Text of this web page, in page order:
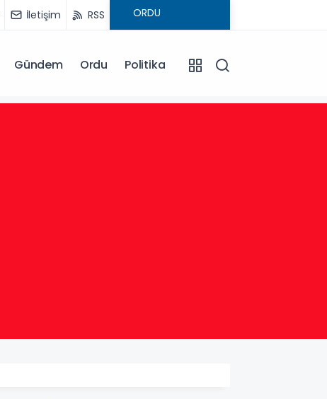
İletişim RSS
Gündem Ordu Politika